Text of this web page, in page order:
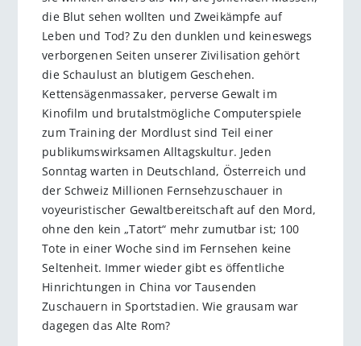
die Blut sehen wollten und Zweikämpfe auf
Leben und Tod? Zu den dunklen und keineswegs
verborgenen Seiten unserer Zivilisation gehört
die Schaulust an blutigem Geschehen.
Kettensägenmassaker, perverse Gewalt im
Kinofilm und brutalstmögliche Computerspiele
zum Training der Mordlust sind Teil einer
publikumswirksamen Alltagskultur. Jeden
Sonntag warten in Deutschland, Österreich und
der Schweiz Millionen Fernsehzuschauer in
voyeuristischer Gewaltbereitschaft auf den Mord,
ohne den kein „Tatort“ mehr zumutbar ist; 100
Tote in einer Woche sind im Fernsehen keine
Seltenheit. Immer wieder gibt es öffentliche
Hinrichtungen in China vor Tausenden
Zuschauern in Sportstadien. Wie grausam war
dagegen das Alte Rom?